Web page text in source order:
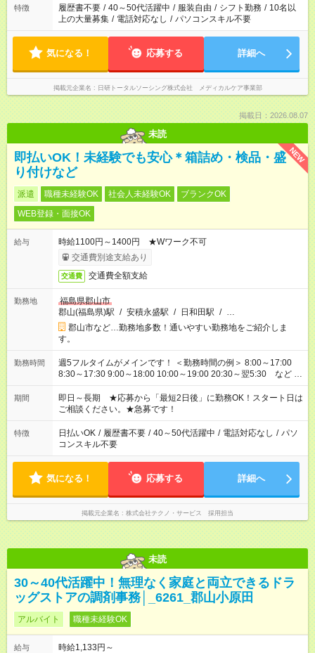
特徴 履歴書不要 / 40～50代活躍中 / 服装自由 / シフト勤務 / 10名以
上の大量募集 / 電話対応なし / パソコンスキル不要
気になる！ 応募する 詳細へ
掲載元企業名 日研トータルソーシング株式会社 メディカルケア事業部
掲載日：2026.08.07
未読
NEW
即払いOK！未経験でも安心＊箱詰め・検品・盛
り付けなど
派遣 職種未経験OK 社会人未経験OK
ブランクOK
WEB登録・面接OK
給与
時給1100円～1400円 ★Wワーク不可
交通費別途支給あり
交通費 交通費全額支給
勤務地
福島県郡山市
郡山(福島県)駅 / 安積永盛駅 / 日和田駅 / …
郡山市など…勤務地多数！通いやすい勤務地をご紹介しま
す。
勤務時間
週5フルタイムがメインです！ ＜勤務時間の例＞ 8:00～17:00
8:30～17:30 9:00～18:00 10:00～19:00 20:30～翌5:30 など ★
その他にも勤務時間多数！ 日勤のみ、残業なし、交替制など
ご希望を教えてください！
期間
即日～長期 ★応募から「最短2日後」に勤務OK！スタート日は
ご相談ください。★急募です！
特徴 日払いOK / 履歴書不要 / 40～50代活躍中 / 電話対応なし / パソ
コンスキル不要
気になる！ 応募する 詳細へ
掲載元企業名 株式会社テクノ・サービス 採用担当
未読
30～40代活躍中！無理なく家庭と両立できるドラ
ッグストアの調剤事務│_6261_郡山小原田
アルバイト 職種未経験OK
給与
時給1,133円～